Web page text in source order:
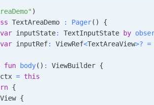
)
TextAreaDemo : Pager( )
{
var inputState: TextInputState by
var inputRef: ViewRef<TextAreaView>? =
fun body( ) : ViewBuilder {
ctx = this
{
{